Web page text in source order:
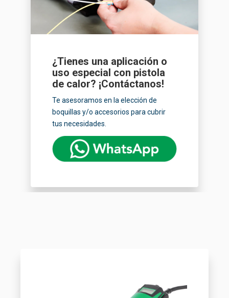
¿Tienes una aplicación o
uso especial con pistola
de calor? ¡Contáctanos!
Te asesoramos en la elección de
boquillas y/o accesorios para cubrir
tus necesidades.